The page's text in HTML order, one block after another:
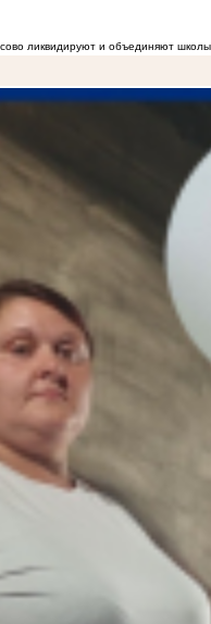
ликвидируют и объединяют